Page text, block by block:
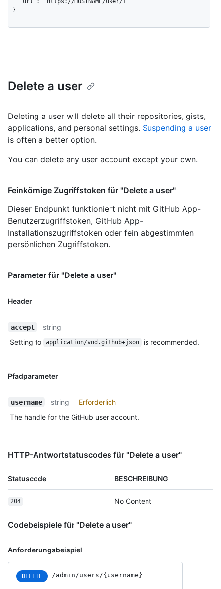
}
Delete a user
Deleting a user will delete all their repositories, gists,
applications, and personal settings. Suspending a user
is often a better option.
You can delete any user account except your own.
Feinkörnige Zugriffstoken für "Delete a user"
Dieser Endpunkt funktioniert nicht mit GitHub App-
Benutzerzugriffstoken, GitHub App-
Installationszugriffstoken oder fein abgestimmten
persönlichen Zugriffstoken.
Parameter für "Delete a user"
Header
accept
string
Setting to
application/vnd.github+json is recommended.
Pfadparameter
username string
Erforderlich
The handle for the GitHub user account.
HTTP-Antwortstatuscodes für "Delete a user"
Statuscode BESCHREIBUNG
204 No Content
Codebeispiele für "Delete a user"
Anforderungsbeispiel
DELETE /admin/users/{username}